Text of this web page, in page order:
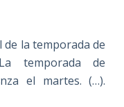
la temporada de
temporada de
el martes. (…).